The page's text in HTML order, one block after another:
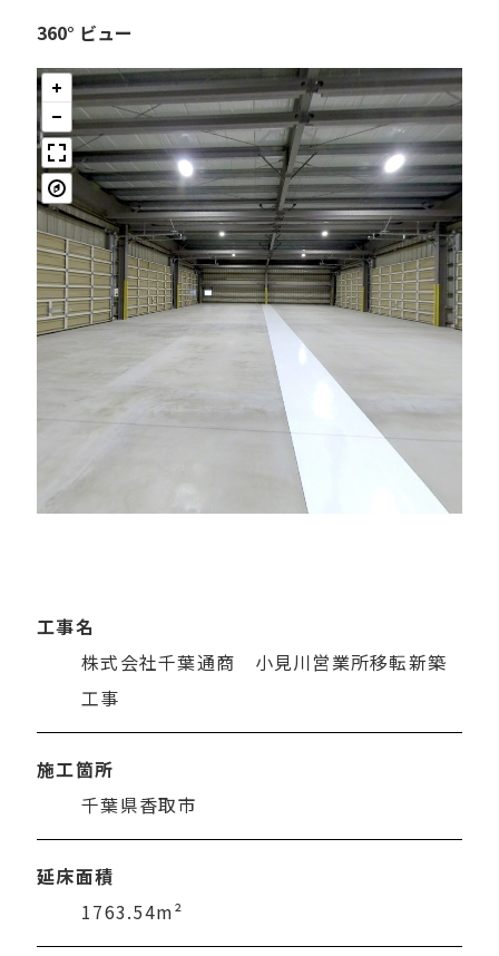
360° ビュー
工事名
株式会社千葉通商 小見川営業所移転新築
工事
施工箇所
千葉県香取市
延床面積
1763.54m²